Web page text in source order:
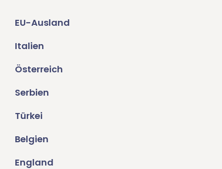
EU-Ausland
Italien
Österreich
Serbien
Türkei
Belgien
England